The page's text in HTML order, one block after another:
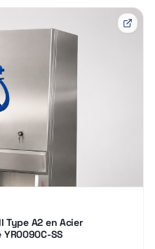
Type A2 en Acier
SS